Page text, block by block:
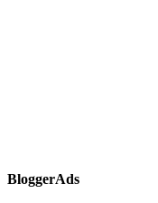
BloggerAds